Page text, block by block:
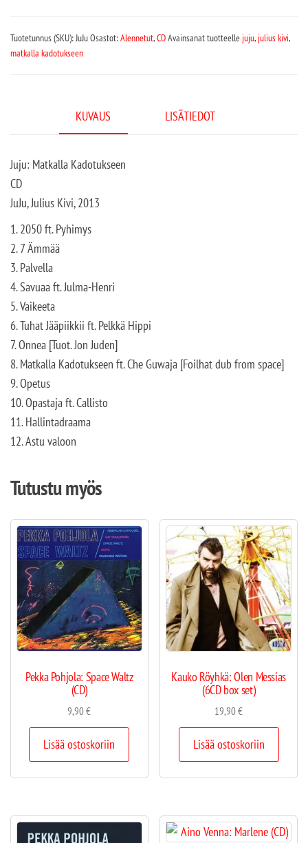
Tuotetunnus (SKU):JuJuOsastot:Alennetut,CDAvainsanat tuotteelle juju, julius kivi,
matkalla kadotukseen
KUVAUS LISÄTIEDOT
Juju: Matkalla Kadotukseen
CD
JuJu, Julius Kivi, 2013
1. 2050 ft. Pyhimys
2. 7 Ämmää
3. Palvella
4. Savuaa ft. Julma-Henri
5. Vaikeeta
6. Tuhat Jääpiikkii ft. Pelkkä Hippi
7. Onnea [Tuot. Jon Juden]
8. Matkalla Kadotukseen ft. Che Guwaja [Foilhat dub from space]
9. Opetus
10. Opastaja ft. Callisto
11. Hallintadraama
12. Astu valoon
Tutustu myös
Pekka Pohjola: Space Waltz
(CD)
9,90€
Lisää ostoskoriin
Kauko Röyhkä: Olen Messias
(6CD box set)
19,90€
Lisää ostoskoriin